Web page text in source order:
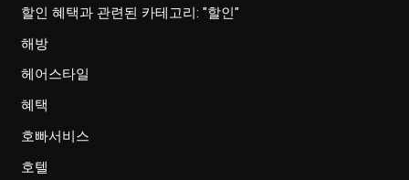
할인 혜택과 관련된 카테고리: "할인"
해방
헤어스타일
혜택
호빠서비스
호텔